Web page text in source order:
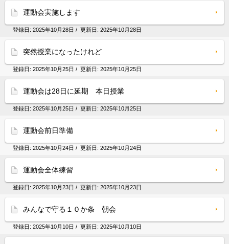
運動会実施します
登録日: 2025年10月28日 / 更新日: 2025年10月28日
突然授業になったけれど
登録日: 2025年10月25日 / 更新日: 2025年10月25日
運動会は28日に延期 本日授業
登録日: 2025年10月25日 / 更新日: 2025年10月25日
運動会前日準備
登録日: 2025年10月24日 / 更新日: 2025年10月24日
運動会全体練習
登録日: 2025年10月23日 / 更新日: 2025年10月23日
みんなで守る１０か条 朝会
登録日: 2025年10月10日 / 更新日: 2025年10月10日